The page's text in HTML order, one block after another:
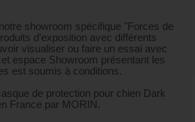
showroom spécifique "Forces de
d’exposition avec différents
visualiser ou faire un essai avec
espace Showroom présentant les
est soumis à conditions.
de protection pour chien Dark
France par MORIN.